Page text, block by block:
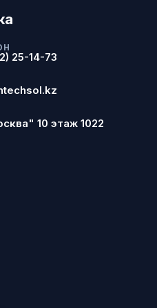
25-14-73
10 этаж 1022